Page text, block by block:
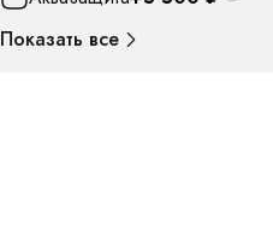
Показать все